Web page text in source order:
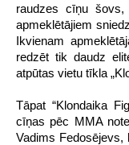
raudzes cīņu
apmeklētājiem
Ikvienam
redzēt tik daudz
atpūtas vietu tīkla
Tāpat “Klondaika
cīņas pēc MMA
Vadims